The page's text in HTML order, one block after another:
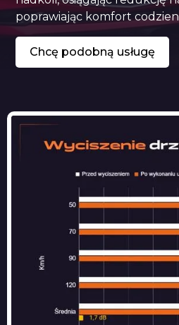
poprawiając komfort
Chcę podobną usługę